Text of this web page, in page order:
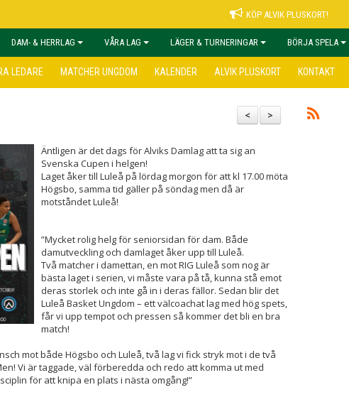
KÖP ALVIK PLUSKORT!
DAM- & HERRLAG VÅRA LAG LÄGER & TURNERINGAR BÖRJA SPELA
LEDARE MATCHER UNGDOM KALENDER ALVIK PLUSKORT KONTAKT
>
<
Äntligen är det dags för Alviks Damlag att ta sig an
Svenska Cupen i helgen!
Laget åker till Luleå på lördag morgon för att kl 17.00 möta
Högsbo, samma tid gäller på söndag men då är
motståndet Luleå!
”Mycket rolig helg för seniorsidan för dam. Både
damutveckling och damlaget åker upp till Luleå.
Två matcher i damettan, en mot RIG Luleå som nog är
bästa laget i serien, vi måste vara på tå, kunna stå emot
deras storlek och inte gå in i deras fällor. Sedan blir det
Luleå Basket Ungdom – ett välcoachat lag med hög spets,
får vi upp tempot och pressen så kommer det bli en bra
match!
mot både Högsbo och Luleå, två lag vi fick stryk mot i de två
Vi är taggade, väl förberedda och redo att komma ut med
för att knipa en plats i nästa omgång!”